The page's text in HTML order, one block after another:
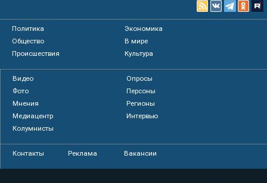
Политика
Экономика
Общество
В мире
Происшествия
Культура
Видео
Опросы
Фото
Персоны
Мнения
Регионы
Медиацентр
Интервью
Колумнисты
Контакты Реклама Вакансии